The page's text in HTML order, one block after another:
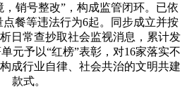
销号整改”，构成监管闭环。已依
餐等违法行为6起。同步成立并按
日常查抄取社会监视消息，累计发
元予以“红榜”表彰，对16家落实不
成行业自律、社会共治的文明共建
款式。